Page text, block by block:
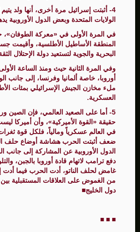
4- أثبتت إسرائيل مرة أخرى، أنها ولد
الولايات المتحدة وبعض الدول الأوروبية
في المرة الأولى في «معركة
المنطقة الأساطيل الأطلسية، وأقيمت
البحرية والجوية لتستعيد دولة الإحتلال
وفي المرة الثانية حيث ومنذ الساعة
أوروبا، خاصة ألمانيا وفرنسا، إلى جانب
ملء مخازن الجيش الإسرائيلي بمئات
العسكرية.
5- أما على الصعيد العالمي، فإن الصين
حقيقة «القوة الأميركية»، وأن أميركا
في العالم عسكرياً ومالياً، فلكل قوة
ضعف أثبتت الحرب هشاشة أوضاع حلف
الدول الأوروبية عن المشاركة إلى جانب
دفع ترامب لاتهام قادة أوروبا بالجبن،
غامض لحلف الناتو، أدت الحرب فيما أدت
من الغموض على العلاقات المستقبلية بين
دول الخليج■
■ ■ ■